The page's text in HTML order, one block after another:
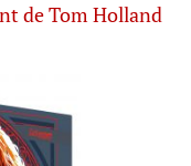
de Tom Holland